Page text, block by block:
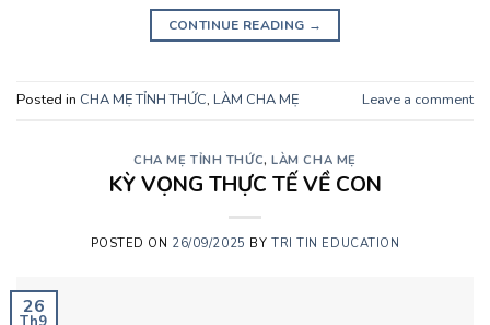
CONTINUE READING →
Posted in CHA MẸ TỈNH THỨC, LÀM CHA MẸ Leave a comment
CHA MẸ TỈNH THỨC,LÀM CHA MẸ
KỲ VỌNG THỰC TẾ VỀ CON
POSTED ON 26/09/2025 BY TRI TIN EDUCATION
26